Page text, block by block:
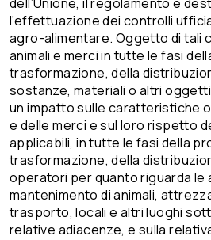
l’effettuazione dei controlli
agro-alimentare. Oggetto di tali
animali e merci in tutte le fasi
trasformazione, della
sostanze, materiali o altri
un impatto sulle caratteristiche
e delle merci e sul loro rispetto
applicabili, in tutte le fasi della
trasformazione, della
operatori per quanto riguarda le
mantenimento di animali,
trasporto, locali e altri luoghi
relative adiacenze, e sulla